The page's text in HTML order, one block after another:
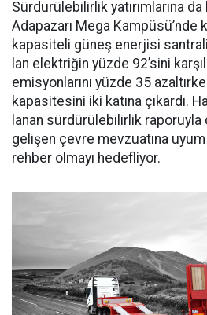
Sürdürülebilirlik yatırımları­na da
Adapaza­rı Mega Kampüsü’nde
kapasiteli güneş ener­jisi
lan elektriğin yüzde 92’sini
emisyonları­nı yüzde 35
kapasitesini iki katına çıkardı.
lanan sürdürülebilirlik raporuyla
gelişen çev­re mevzuatına
rehber olmayı hedefliyor.